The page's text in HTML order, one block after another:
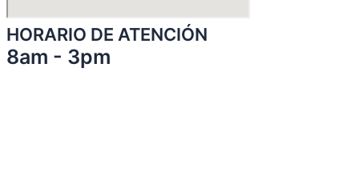
HORARIO DE ATENCIÓN
8am - 3pm